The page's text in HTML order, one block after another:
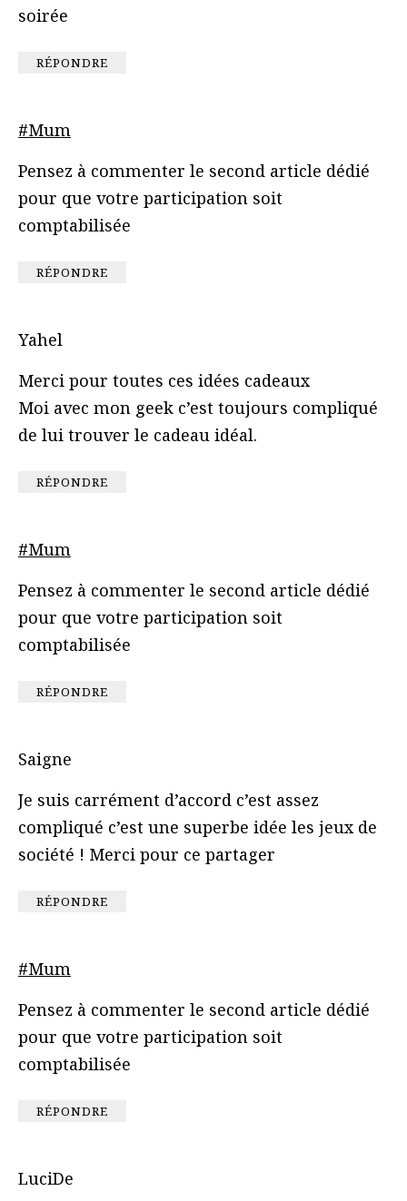
soirée
RÉPONDRE
#Mum
Pensez à commenter le second article dédié
pour que votre participation soit
comptabilisée
RÉPONDRE
Yahel
Merci pour toutes ces idées cadeaux
Moi avec mon geek c’est toujours compliqué
de lui trouver le cadeau idéal.
RÉPONDRE
#Mum
Pensez à commenter le second article dédié
pour que votre participation soit
comptabilisée
RÉPONDRE
Saigne
Je suis carrément d’accord c’est assez
compliqué c’est une superbe idée les jeux de
société ! Merci pour ce partager
RÉPONDRE
#Mum
Pensez à commenter le second article dédié
pour que votre participation soit
comptabilisée
RÉPONDRE
LuciDe